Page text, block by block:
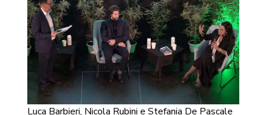
Luca Barbieri, Nicola Rubini e Stefania De Pascale